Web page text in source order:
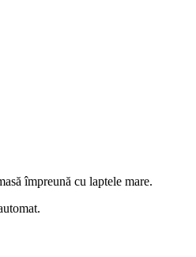
împreună cu laptele mare.